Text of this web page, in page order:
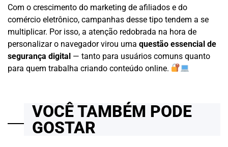
Com o crescimento do marketing de afiliados e do
comércio eletrônico, campanhas desse tipo tendem a se
multiplicar. Por isso, a atenção redobrada na hora de
personalizar o navegador virou uma questão essencial de
segurança digital — tanto para usuários comuns quanto
para quem trabalha criando conteúdo online.
VOCÊ TAMBÉM PODE
GOSTAR